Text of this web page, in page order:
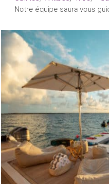
Notre équipe saura vous